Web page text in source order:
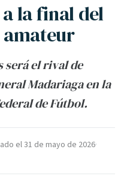
la final del
será el rival de
Madariaga en la
de Fútbol.
el31 de mayo de 2026·